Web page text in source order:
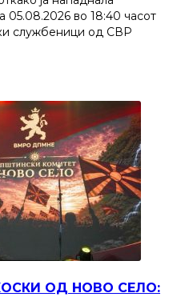
05.08.2026 во 18:40 часот
службеници од СВР
ОД НОВО СЕЛО: